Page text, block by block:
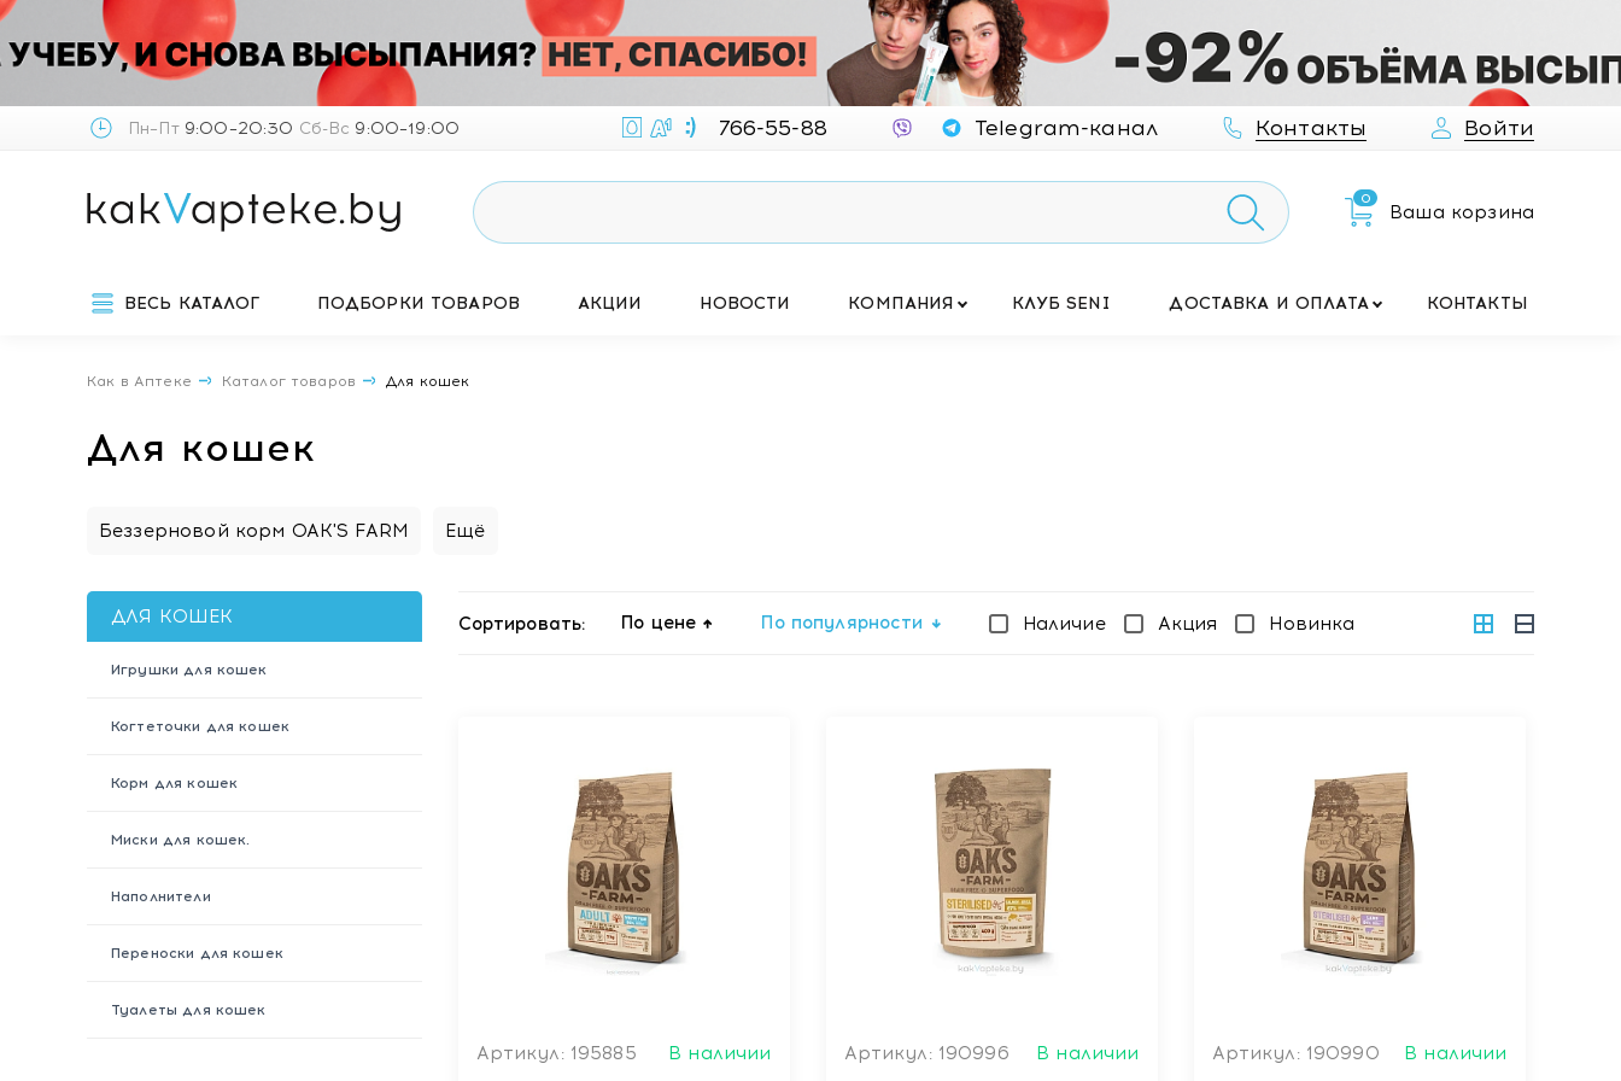
Пн–Пт9:00–20:30 Сб-Вс 9:00–19:00 766-55-88 Telegram-канал Контакты Войти
0
Ваша корзина
ВЕСЬ КАТАЛОГ ПОДБОРКИ ТОВАРОВ АКЦИИ НОВОСТИ КОМПАНИЯ КЛУБ SENI ДОСТАВКА И ОПЛАТА КОНТАКТЫ
Как в Аптеке Каталог товаров Для кошек
Для кошек
Беззерновой корм OAK'S FARM Ещё
ДЛЯ КОШЕК
Игрушки для кошек
Когтеточки для кошек
Корм для кошек
Миски для кошек.
Наполнители
Переноски для кошек
Туалеты для кошек
Сортировать: По цене По популярности Наличие Акция Новинка
Артикул: 195885
В наличии
Артикул: 190996
В наличии
Артикул: 190990
В наличии